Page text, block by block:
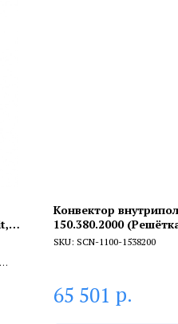
Конвектор
150.380.2000
анодированный
SKU: SCN-1100-1538200
65 501 р.